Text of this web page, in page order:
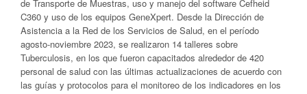
de Transporte de Muestras, uso y manejo del software Cefheid
C360 y uso de los equipos GeneXpert. Desde la Dirección de
Asistencia a la Red de los Servicios de Salud, en el período
agosto-noviembre 2023, se realizaron 14 talleres sobre
Tuberculosis, en los que fueron capacitados alrededor de 420
personal de salud con las últimas actualizaciones de acuerdo con
las guías y protocolos para el monitoreo de los indicadores en los